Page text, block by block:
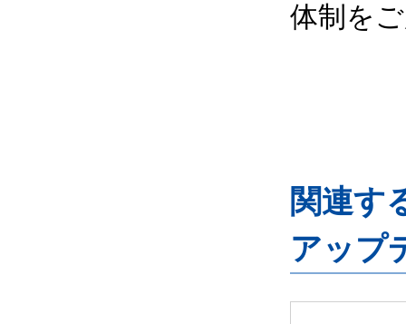
体制を
関連す
アップ